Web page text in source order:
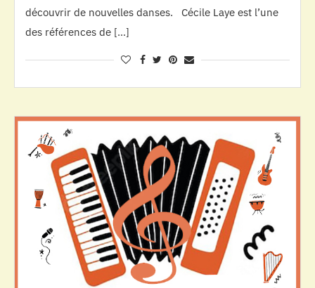
découvrir de nouvelles danses. Cécile Laye est l’une
des références de […]